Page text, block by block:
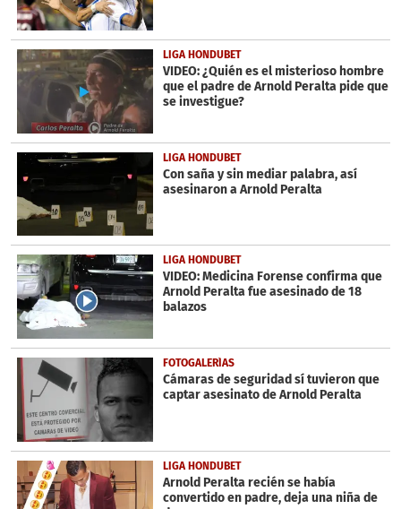
LIGA HONDUBET
VIDEO: ¿Quién es el misterioso hombre
que el padre de Arnold Peralta pide que
se investigue?
LIGA HONDUBET
Con saña y sin mediar palabra, así
asesinaron a Arnold Peralta
LIGA HONDUBET
VIDEO: Medicina Forense confirma que
Arnold Peralta fue asesinado de 18
balazos
FOTOGALERÍAS
Cámaras de seguridad sí tuvieron que
captar asesinato de Arnold Peralta
LIGA HONDUBET
Arnold Peralta recién se había
convertido en padre, deja una niña de